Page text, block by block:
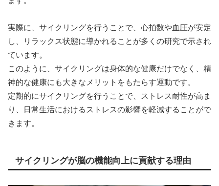
実際に、サイクリングを行うことで、心拍数や血圧が安定
し、リラックス状態に導かれることが多くの研究で示され
ています。
このように、サイクリングは身体的な健康だけでなく、精
神的な健康にも大きなメリットをもたらす運動です。
定期的にサイクリングを行うことで、ストレス耐性が高ま
り、日常生活におけるストレスの影響を軽減することがで
きます。
サイクリングが脳の機能向上に貢献する理由